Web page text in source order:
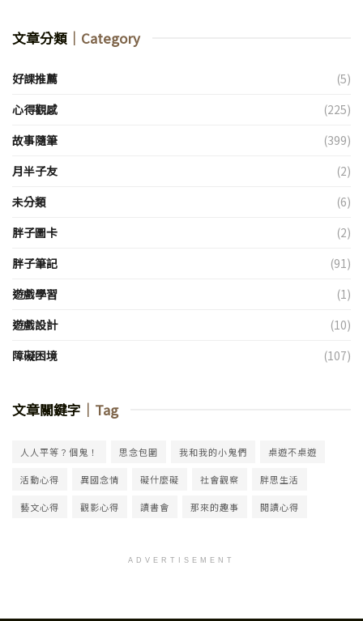
文章分類 ｜Category
好課推薦
(5)
心得觀感
(225)
故事隨筆
(399)
月半子友
(2)
未分類
(6)
胖子圖卡
(2)
胖子筆記
(91)
遊戲學習
(1)
遊戲設計
(10)
障礙困境
(107)
文章關鍵字 ｜Tag
人人平等？個鬼！ 思念包圍 我和我的小鬼們 桌遊不桌遊
活動心得 異國念情 礙什麼礙 社會觀察 胖思生活
藝文心得 觀影心得 讀書會 那來的趣事 閱讀心得
ADVERTISEMENT